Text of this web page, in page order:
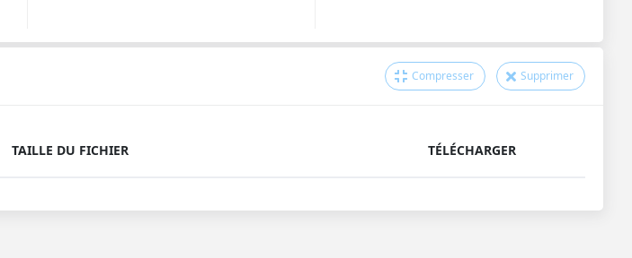
Compresser Supprimer
TAILLE DU FICHIER TÉLÉCHARGER